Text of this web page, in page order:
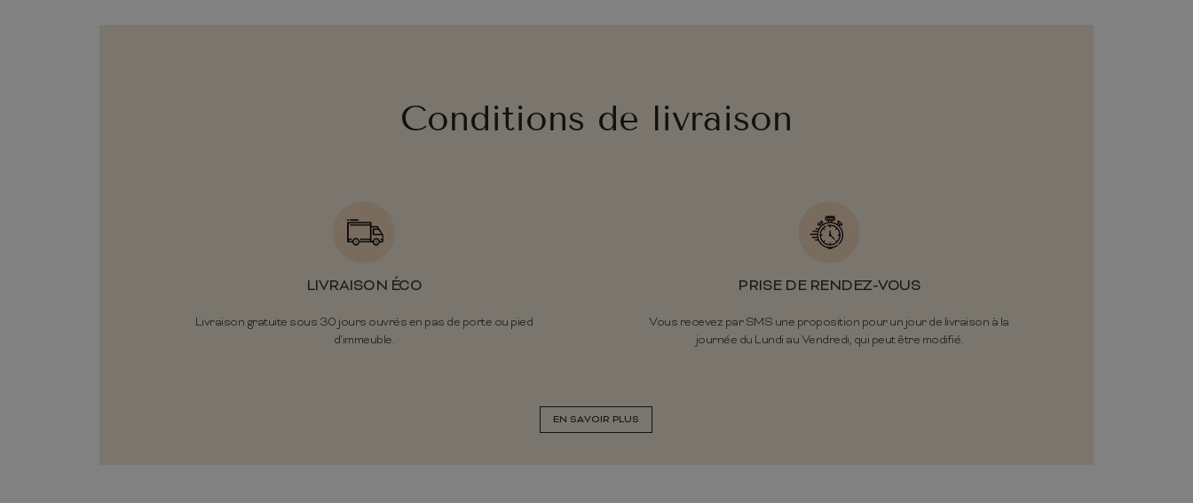
Conditions de livraison
LIVRAISON ÉCO
Livraison gratuite sous 30 jours ouvrés en pas de porte ou pied
d'immeuble.
PRISE DE RENDEZ-VOUS
Vous recevez par SMS une proposition pour un jour de livraison à la
journée du Lundi au Vendredi, qui peut être modifié.
EN SAVOIR PLUS